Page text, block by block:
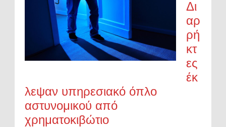
Δι
αρ
ρή
κτ
ες
έκ
λεψαν υπηρεσιακό όπλο
αστυνομικού από
χρηματοκιβώτιο